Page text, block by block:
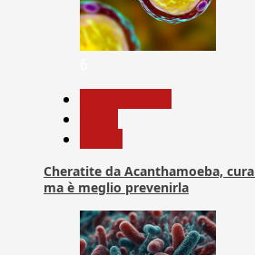
Cheratite da Acanthamoeba,
ma è meglio prevenirla